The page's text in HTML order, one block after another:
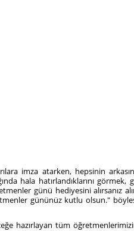
imza atarken, hepsinin
hala hatırlandıklarını
günü hediyesini alırsanız
gününüz kutlu olsun."
hazırlayan tüm